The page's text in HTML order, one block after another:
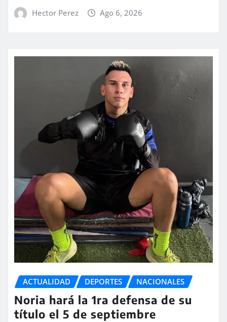
Hector Perez Ago 6, 2026
ACTUALIDAD DEPORTES NACIONALES
Noria hará la 1ra defensa de su
título el 5 de septiembre